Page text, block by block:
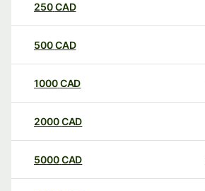
250CAD
500CAD
1000CAD
2000CAD
5000CAD